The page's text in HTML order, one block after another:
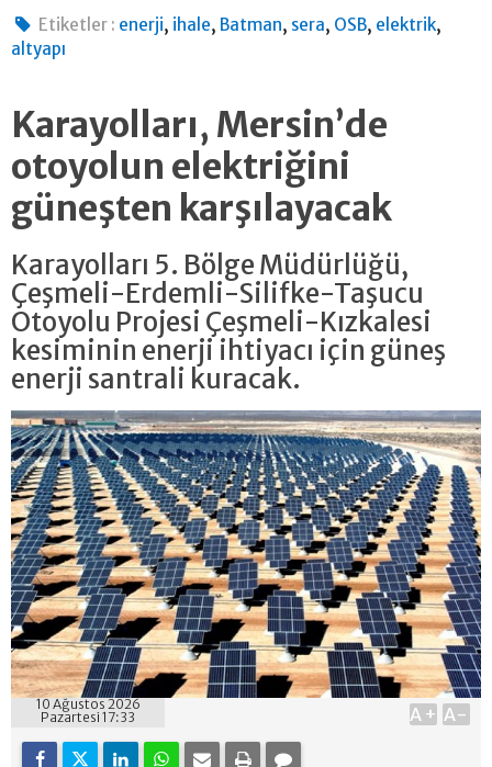
Etiketler : enerji, ihale, Batman, sera, OSB, elektrik,
altyapı
Karayolları, Mersin’de
otoyolun elektriğini
güneşten karşılayacak
Karayolları 5. Bölge Müdürlüğü,
Çeşmeli-Erdemli-Silifke-Taşucu
Otoyolu Projesi Çeşmeli-Kızkalesi
kesiminin enerji ihtiyacı için güneş
enerji santrali kuracak.
10 Ağustos 2026
Pazartesi 17:33
A+ A-